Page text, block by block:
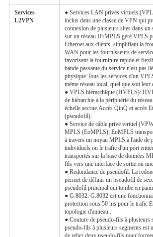
Services
L2VPN
● Services LAN privés virtuels
inclus dans une classe de VPN qui
connexion de plusieurs sites dans un
sur un réseau IP/MPLS géré.VPLS
Ethernet aux clients, simplifiant la
WAN pour les fournisseurs de
favorisant la fourniture rapide et
bande passante du service n'est pas
physique.Tous les services d'un
même réseau local, quel que soit leur
● VPLS hiérarchique (HVPLS):
de hiérarchie à la périphérie du
échelle accrue.Accès QinQ et accès
(pseudofil).
● Service de câble privé virtuel
MPLS (EoMPLS): EoMPLS
à travers un noyau MPLS à l'aide de
individuels ou le trafic d'un port
transportés sur la base de données
fils vers une interface de sortie ou
● Redondance de pseudofil: La
permet de définir un pseudofil de
pseudofil principal qui tombe en
● G.8032: G.8032 est une
protection sous 50 ms pour le trafic
topologie d'anneau..
● Couture de pseudo-fils à plusieurs
pseudo-fils à plusieurs segments est
de relier deux pseudo-fils pour